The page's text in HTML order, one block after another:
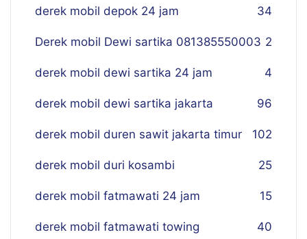
derek mobil depok 24 jam 34
Derek mobil Dewi sartika 081385550003 2
derek mobil dewi sartika 24 jam 4
derek mobil dewi sartika jakarta 96
derek mobil duren sawit jakarta timur 102
derek mobil duri kosambi 25
derek mobil fatmawati 24 jam 15
derek mobil fatmawati towing 40